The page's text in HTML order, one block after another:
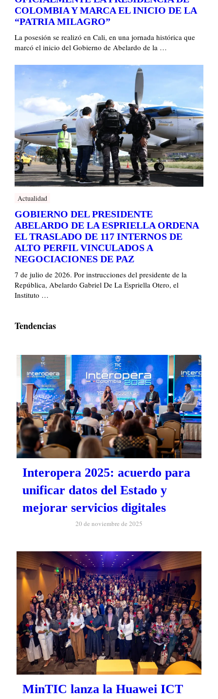
COLOMBIA Y MARCA EL INICIO DE LA
“PATRIA MILAGRO”
La posesión se realizó en Cali, en una jornada histórica que
marcó el inicio del Gobierno de Abelardo de la …
Actualidad
GOBIERNO DEL PRESIDENTE
ABELARDO DE LA ESPRIELLA ORDENA
EL TRASLADO DE 117 INTERNOS DE
ALTO PERFIL VINCULADOS A
NEGOCIACIONES DE PAZ
7 de julio de 2026. Por instrucciones del presidente de la
República, Abelardo Gabriel De La Espriella Otero, el
Instituto …
Tendencias
Interopera 2025: acuerdo para
unificar datos del Estado y
mejorar servicios digitales
20 de noviembre de 2025
MinTIC lanza la Huawei ICT